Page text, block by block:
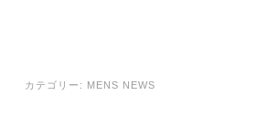
カテゴリー: MENS NEWS